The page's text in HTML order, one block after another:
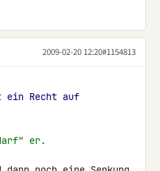
2009-02-20 12:20#1154813
ein Recht auf
er.